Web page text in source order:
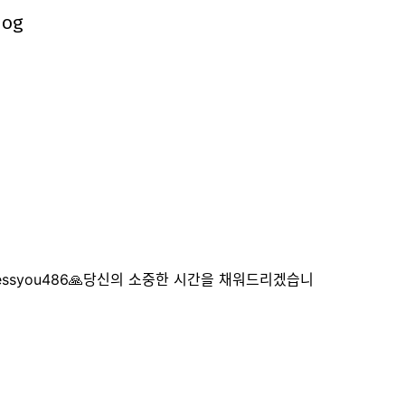
당신의 소중한 시간을 채워드리겠습니